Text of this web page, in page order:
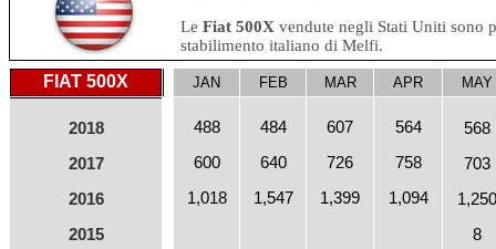
Le Fiat 500X vendute negli Stati Uniti sono
stabilimento italiano di Melfi.
FIAT 500X JAN FEB MAR APR MAY
2018
2017
2016
2015
488
600
1,018
484
640
1,547
607
726
1,399
564
758
1,094
568
703
1,250
8